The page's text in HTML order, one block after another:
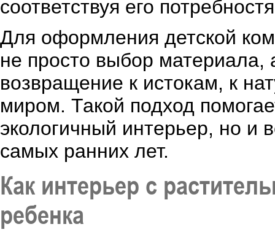
соответствуя его
Для оформления детской
не просто выбор
возвращение к истокам, к
миром. Такой подход
экологичный интерьер, но и
самых ранних лет.
Как интерьер с
ребенка